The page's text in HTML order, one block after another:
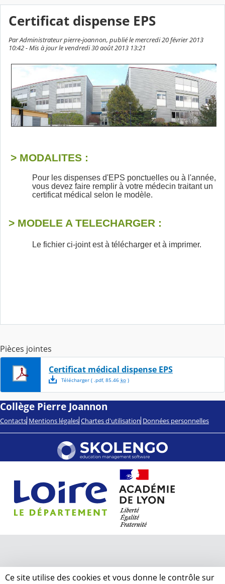
Certificat dispense EPS
Par Administrateur pierre-joannon, publié le mercredi 20 février 2013
10:42 - Mis à jour le vendredi 30 août 2013 13:21
> MODALITES :
Pour les dispenses d'EPS ponctuelles ou à l'année,
vous devez faire remplir à votre médecin traitant un
certificat médical selon le modèle.
> MODELE A TELECHARGER :
Le fichier ci-joint est à télécharger et à imprimer.
Pièces jointes
Certificat médical dispense EPS
Télécharger( .pdf, 85.46 ko)
Collège Pierre Joannon
Contacts Mentions légales Chartes d'utilisation Données personnelles
Ce site utilise des cookies et vous donne le contrôle sur